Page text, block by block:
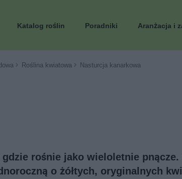
Katalog roślin Poradniki Aranżacja i
Roślina kwiatowa Nasturcja kanarkowa
rośnie jako wieloletnie pnącze.
o żółtych, oryginalnych